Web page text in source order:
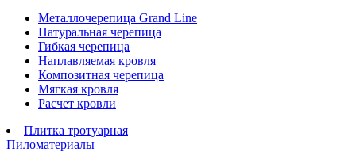
Металлочерепица Grand Line
Натуральная черепица
Гибкая черепица
Наплавляемая кровля
Композитная черепица
Мягкая кровля
Расчет кровли
Плитка тротуарная
Пиломатериалы